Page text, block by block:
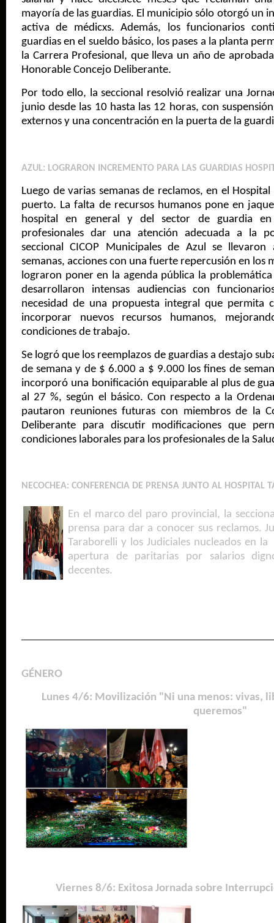
mayoría de las guardias. El municipio sólo otorgó un
activa de médicxs. Además, los funcionarios
guardias en el sueldo básico, los pases a la planta
la Carrera Profesional, que lleva un año de
Honorable Concejo Deliberante.
Por todo ello, la seccional resolvió realizar una
junio desde las 10 hasta las 12 horas, con
externos y una concentración en la puerta de la
AZUL: LOGRARON INCREMENTO PARA LAS GUARDIAS
Luego de varias semanas de reclamos, en el
puerto. La falta de recursos humanos pone en
hospital en general y del sector de guardia
profesionales dar una atención adecuada a la
seccional CICOP Municipales de Azul se
semanas, acciones con una fuerte repercusión en los
lograron poner en la agenda pública la
desarrollaron intensas audiencias con
necesidad de una propuesta integral que permita
incorporar nuevos recursos humanos,
condiciones de trabajo.
Se logró que los reemplazos de guardias a destajo
de semana y de $ 6.000 a $ 9.000 los fines de
incorporó una bonificación equiparable al plus de
al 27 %, según el básico. Con respecto a la
pautaron reuniones futuras con miembros de la
Deliberante para discutir modificaciones que
condiciones laborales para los profesionales de la
NECOCHEA: CONFERENCIA DE PRENSA JUNTO AL HOSPITAL
En el marco del paro provincial, la
prensa para dar a conocer sus reclamos.
Taraborelli y los Judiciales nucleados en
apertura de paritarias por salarios
decentes.
GÉNERO
Lunes 4/6: Movilización "Ni una menos: vivas,
queremos"
Viernes 8/6: Exitosa Jornada sobre